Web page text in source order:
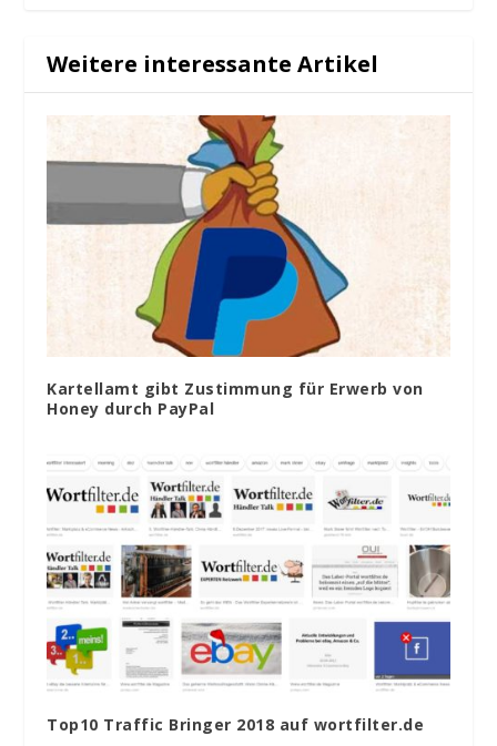
Weitere interessante Artikel
Kartellamt gibt Zustimmung für Erwerb von
Honey durch PayPal
Top10 Traffic Bringer 2018 auf wortfilter.de